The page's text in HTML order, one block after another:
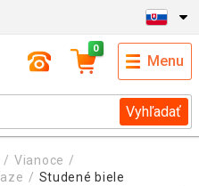
Vyhľadať
0
Menu
Vianoce
Studené biele